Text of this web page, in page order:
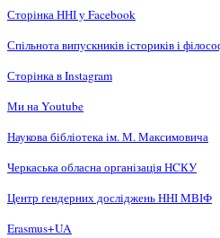
Сторінка ННІ у Facebook
Спільнота випускників істориків і
Сторінка в Instagram
Ми на Youtube
Наукова бібліотека ім. М. Максимовича
Черкаська обласна організація НCКУ
Центр ґендерних досліджень ННІ МВІФ
Erasmus+UA